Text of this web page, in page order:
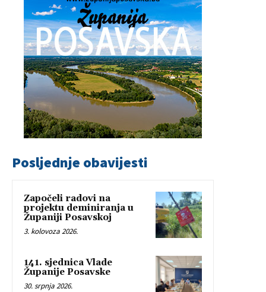
Posljednje obavijesti
Započeli radovi na
projektu deminiranja u
Županiji Posavskoj
3. kolovoza 2026.
141. sjednica Vlade
Županije Posavske
30. srpnja 2026.